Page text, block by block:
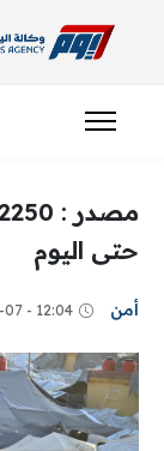
حتى اليوم
أمن 12:04 - 2026-02-07